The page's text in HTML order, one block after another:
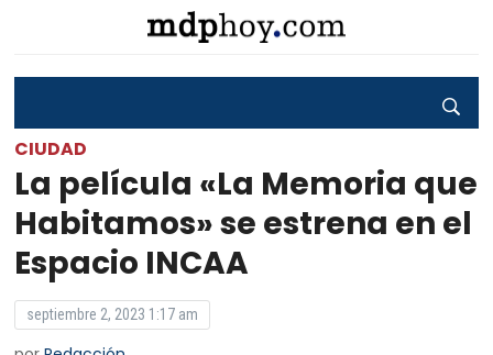
CIUDAD
La película «La Memoria que
Habitamos» se estrena en el
Espacio INCAA
septiembre 2, 2023 1:17 am